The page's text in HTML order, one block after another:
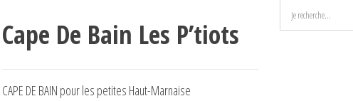
Cape De Bain Les P’tiots
CAPE DE BAIN pour les petites Haut-Marnaise